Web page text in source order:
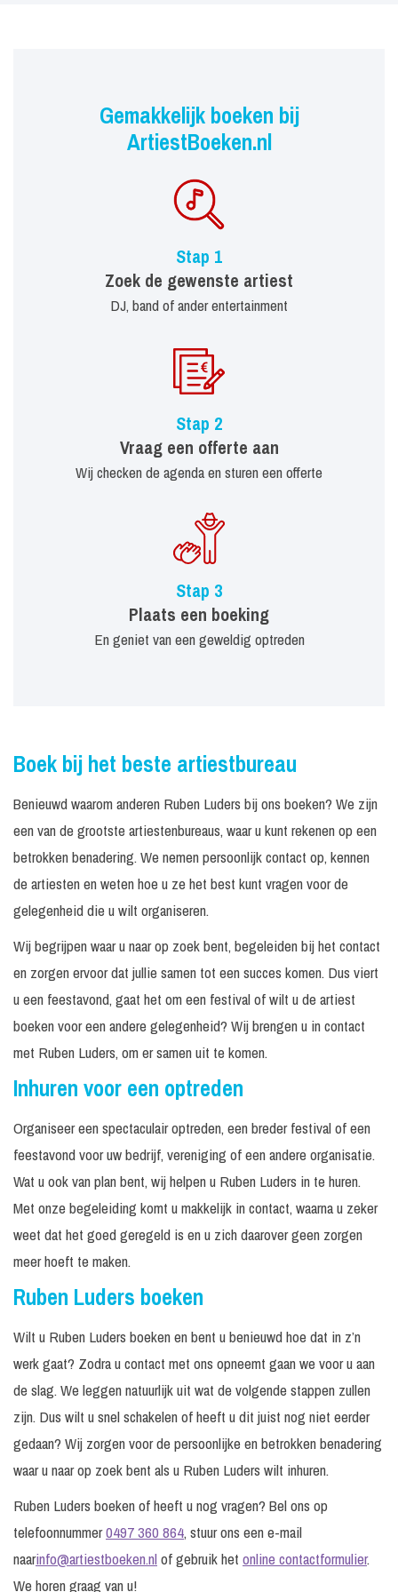
Gemakkelijk boeken bij
ArtiestBoeken.nl
Stap 1
Zoek de gewenste artiest
DJ, band of ander entertainment
Stap 2
Vraag een offerte aan
Wij checken de agenda en sturen een offerte
Stap 3
Plaats een boeking
En geniet van een geweldig optreden
Boek bij het beste artiestbureau
Benieuwd waarom anderen Ruben Luders bij ons boeken? We zijn
een van de grootste artiestenbureaus, waar u kunt rekenen op een
betrokken benadering. We nemen persoonlijk contact op, kennen
de artiesten en weten hoe u ze het best kunt vragen voor de
gelegenheid die u wilt organiseren.
Wij begrijpen waar u naar op zoek bent, begeleiden bij het contact
en zorgen ervoor dat jullie samen tot een succes komen. Dus viert
u een feestavond, gaat het om een festival of wilt u de artiest
boeken voor een andere gelegenheid? Wij brengen u in contact
met Ruben Luders, om er samen uit te komen.
Inhuren voor een optreden
Organiseer een spectaculair optreden, een breder festival of een
feestavond voor uw bedrijf, vereniging of een andere organisatie.
Wat u ook van plan bent, wij helpen u Ruben Luders in te huren.
Met onze begeleiding komt u makkelijk in contact, waarna u zeker
weet dat het goed geregeld is en u zich daarover geen zorgen
meer hoeft te maken.
Ruben Luders boeken
Wilt u Ruben Luders boeken en bent u benieuwd hoe dat in z’n
werk gaat? Zodra u contact met ons opneemt gaan we voor u aan
de slag. We leggen natuurlijk uit wat de volgende stappen zullen
zijn. Dus wilt u snel schakelen of heeft u dit juist nog niet eerder
gedaan? Wij zorgen voor de persoonlijke en betrokken benadering
waar u naar op zoek bent als u Ruben Luders wilt inhuren.
Ruben Luders boeken of heeft u nog vragen? Bel ons op
telefoonnummer0497 360 864, stuur ons een e-mail
naarinfo@artiestboeken.nlof gebruik het online contactformulier.
We horen graag van u!